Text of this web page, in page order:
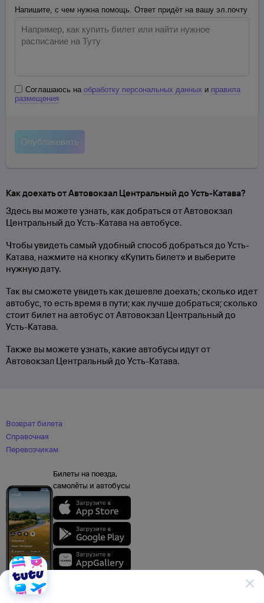
Напишите, с чем нужна помощь. Ответ придёт на вашу эл.почту
Соглашаюсь на обработку персональных данных и правила
размещения
Как доехать от Автовокзал Центральный до Усть-Катава?
Здесь вы можете узнать, как добраться от Автовокзал
Центральный до Усть-Катава на автобусе.
Чтобы увидеть самый удобный способ добраться до Усть-
Катава, нажмите на кнопку «Купить билет» и выберите
нужную дату.
Так вы сможете увидеть как дешевле доехать; сколько идет
автобус, то есть время в пути; как лучше добраться; сколько
стоит билет на автобус от Автовокзал Центральный до
Усть-Катава.
Также вы можете узнать, какие автобусы идут от
Автовокзал Центральный до Усть-Катава.
Возврат билета
Справочная
Перевозчикам
Билеты на поезда,
самолёты и автобусы